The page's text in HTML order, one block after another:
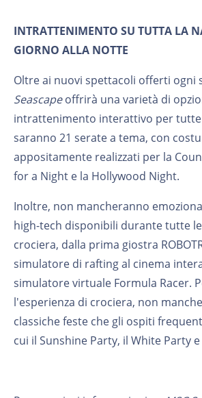
INTRATTENIMENTO SU TUTTA LA
GIORNO ALLA NOTTE
Oltre ai nuovi spettacoli offerti ogni
Seascapeoffrirà una varietà di
intrattenimento interattivo per tutte
saranno 21 serate a tema, con
appositamente realizzati per la
for a Night e la Hollywood Night.
Inoltre, non mancheranno
high-tech disponibili durante tutte
crociera, dalla prima giostra
simulatore di rafting al cinema
simulatore virtuale Formula Racer.
l'esperienza di crociera, non
classiche feste che gli ospiti
cui il Sunshine Party, il White Party